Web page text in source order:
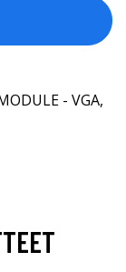
- VGA,